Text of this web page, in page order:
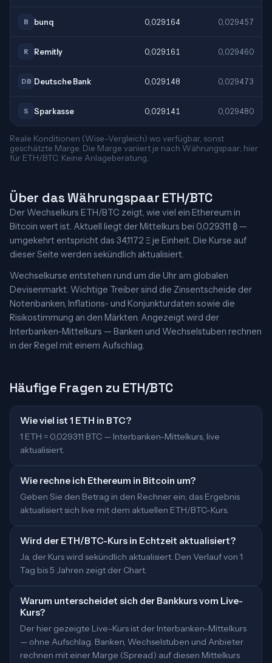
B bunq 0,029164 0,029457
R Remitly 0,029161 0,029460
DB Deutsche Bank 0,029148 0,029473
S Sparkasse 0,029141 0,029480
Reale Konditionen (Wise-Vergleich) wo verfügbar, sonst
geschätzte Marge. Die Marge variiert je nach Währungspaar; hier
für ETH/BTC. Keine Anlageberatung.
Über das Währungspaar ETH/BTC
Der Wechselkurs ETH/BTC zeigt, wie viel ein Ethereum in
Bitcoin wert ist. Aktuell liegt der Mittelkurs bei 0,029311 ₿ —
umgekehrt entspricht das 34,1172 Ξ je Einheit. Die Kurse auf
dieser Seite werden sekündlich aktualisiert.
Wechselkurse entstehen rund um die Uhr am globalen
Devisenmarkt. Wichtige Treiber sind die Zinsentscheide der
Notenbanken, Inflations- und Konjunkturdaten sowie die
Risikostimmung an den Märkten. Angezeigt wird der
Interbanken-Mittelkurs — Banken und Wechselstuben rechnen
in der Regel mit einem Aufschlag.
Häufige Fragen zu ETH/BTC
Wie viel ist 1 ETH in BTC?
1 ETH = 0,029311 BTC — Interbanken-Mittelkurs, live
aktualisiert.
Wie rechne ich Ethereum in Bitcoin um?
Geben Sie den Betrag in den Rechner ein; das Ergebnis
aktualisiert sich live mit dem aktuellen ETH/BTC-Kurs.
Wird der ETH/BTC-Kurs in Echtzeit aktualisiert?
Ja, der Kurs wird sekündlich aktualisiert. Den Verlauf von 1
Tag bis 5 Jahren zeigt der Chart.
Warum unterscheidet sich der Bankkurs vom Live-
Kurs?
Der hier gezeigte Live-Kurs ist der Interbanken-Mittelkurs
— ohne Aufschlag. Banken, Wechselstuben und Anbieter
rechnen mit einer Marge (Spread) auf diesen Mittelkurs